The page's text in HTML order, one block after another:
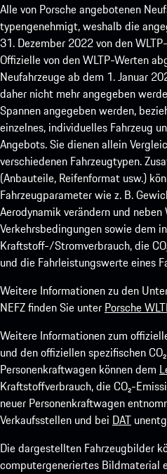
Alle von Porsche angebotenen
typengenehmigt, weshalb die
31. Dezember 2022 von den
Offizielle von den WLTP-Werten
Neufahrzeuge ab dem 1. Januar
daher nicht mehr angegeben
Spannen angegeben werden,
einzelnes, individuelles Fahrzeug
Angebots. Sie dienen allein
verschiedenen Fahrzeugtypen.
(Anbauteile, Reifenformat usw.)
Fahrzeugparameter wie z. B.
Aerodynamik verändern und
Verkehrsbedingungen sowie dem
Kraftstoff-/Stromverbrauch, die
und die Fahrleistungswerte eines
Weitere Informationen zu den
NEFZ finden Sie unter Porsche
Weitere Informationen zum
und den offiziellen spezifischen
Personenkraftwagen können dem
Kraftstoffverbrauch, die CO₂-
neuer Personenkraftwagen
Verkaufsstellen und bei DAT
Die dargestellten Fahrzeugbilder
computergeneriertes Bildmaterial